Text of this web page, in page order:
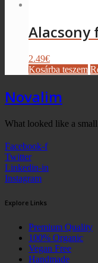
Alacsony
2.49€
Kosárba teszem
Novalim
What looked like a
Facebook-f
Twitter
Linkedin-in
Instagram
Explore Links
Premium Quality
100% Organic
Vegan Free
Handmade